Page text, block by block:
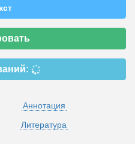
Аннотация
Литература